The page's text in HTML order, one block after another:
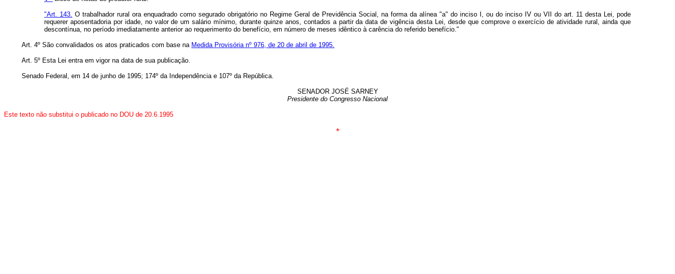
"Art. 143. O trabalhador rural ora enquadrado como segurado obrigatório no Regime Geral de Previdência Social, na forma da alínea "a" do inciso I, ou do inciso IV ou VII do art. 11 desta Lei, pode
requerer aposentadoria por idade, no valor de um salário mínimo, durante quinze anos, contados a partir da data de vigência desta Lei, desde que comprove o exercício de atividade rural, ainda que
descontínua, no período imediatamente anterior ao requerimento do benefício, em número de meses idêntico à carência do referido benefício."
Art. 4º São convalidados os atos praticados com base na Medida Provisória nº 976, de 20 de abril de 1995.
Art. 5º Esta Lei entra em vigor na data de sua publicação.
Senado Federal, em 14 de junho de 1995; 174º da Independência e 107º da República.
SENADOR JOSÉ SARNEY
Presidente do Congresso Nacional
Este texto não substitui o publicado no DOU de 20.6.1995
*